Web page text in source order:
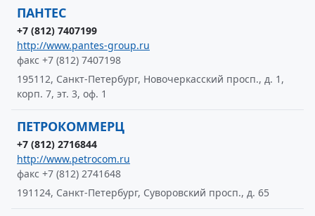
ПАНТЕС
+7 (812) 7407199
http://www.pantes-group.ru
факс +7 (812) 7407198
195112, Санкт-Петербург, Новочеркасский просп., д. 1,
корп. 7, эт. 3, оф. 1
ПЕТРОКОММЕРЦ
+7 (812) 2716844
http://www.petrocom.ru
факс +7 (812) 2741648
191124, Санкт-Петербург, Суворовский просп., д. 65